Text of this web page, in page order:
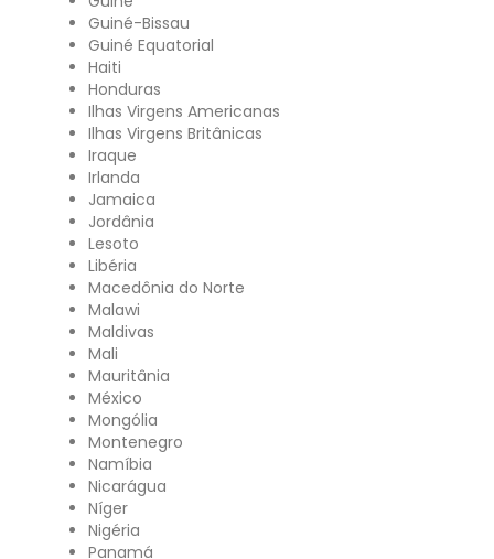
Guiné-Bissau
Guiné Equatorial
Haiti
Honduras
Ilhas Virgens Americanas
Ilhas Virgens Britânicas
Iraque
Irlanda
Jamaica
Jordânia
Lesoto
Libéria
Macedônia do Norte
Malawi
Maldivas
Mali
Mauritânia
México
Mongólia
Montenegro
Namíbia
Nicarágua
Níger
Nigéria
Panamá